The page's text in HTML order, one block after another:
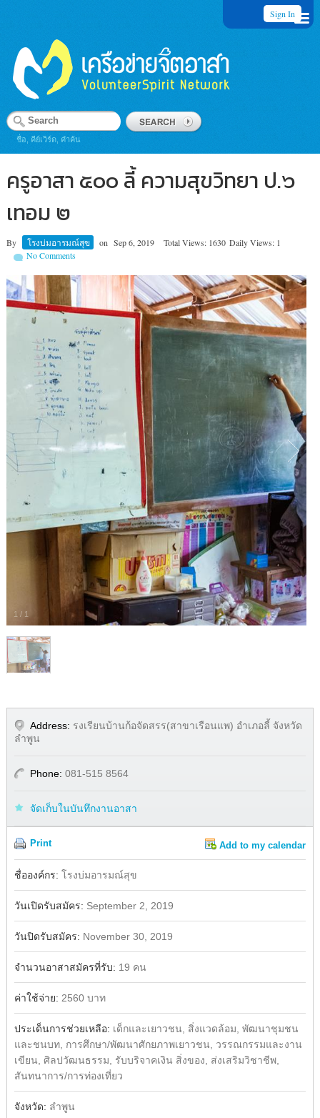
Sign In
ชื่อ, คีย์เวิร์ด, คำค้น
ครูอาสา ๕๐๐ ลี้ ความสุขวิทยา ป.๖
เทอม ๒
By โรงบ่มอารมณ์สุข on Sep 6, 2019 Total Views: 1630 Daily Views: 1
No Comments
1 / 1
Address: รงเรียนบ้านก้อจัดสรร(สาขาเรือนแพ) อำเภอลี้ จังหวัด
ลำพูน
Phone: 081-515 8564
จัดเก็บในบันทึกงานอาสา
Print Add to my calendar
Facebook
ชื่อองค์กร: โรงบ่มอารมณ์สุข
วันเปิดรับสมัคร: September 2, 2019
วันปิดรับสมัคร: November 30, 2019
จำนวนอาสาสมัครที่รับ: 19 คน
ค่าใช้จ่าย: 2560 บาท
ประเด็นการช่วยเหลือ: เด็กและเยาวชน, สิ่งแวดล้อม, พัฒนาชุมชน
และชนบท, การศึกษา/พัฒนาศักยภาพเยาวชน, วรรณกรรมและงาน
เขียน, ศิลปวัฒนธรรม, รับบริจาคเงิน สิ่งของ, ส่งเสริมวิชาชีพ,
สันทนาการ/การท่องเที่ยว
จังหวัด: ลำพูน